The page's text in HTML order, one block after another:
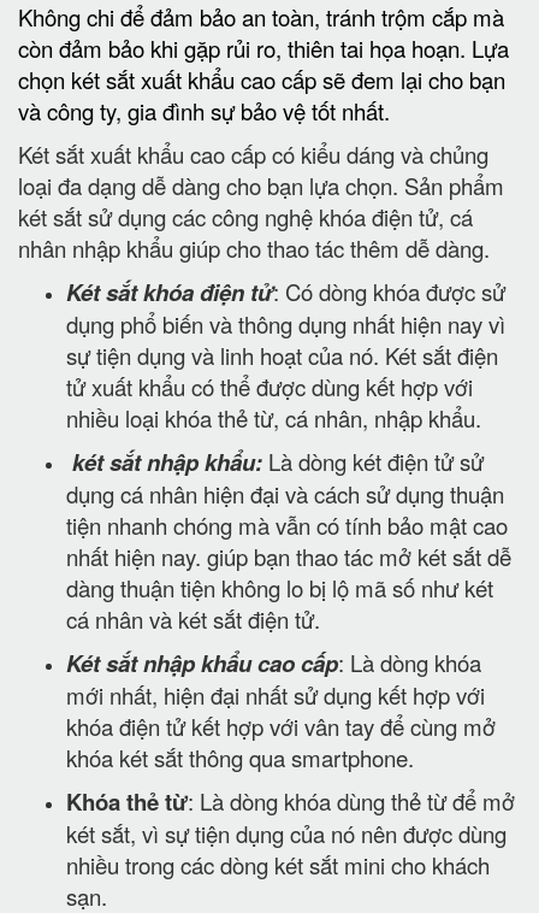
Không chi để đảm bảo an toàn, tránh trộm cắp mà
còn đảm bảo khi gặp rủi ro, thiên tai họa hoạn. Lựa
chọn két sắt xuất khẩu cao cấp sẽ đem lại cho bạn
và công ty, gia đình sự bảo vệ tốt nhất.
Két sắt xuất khẩu cao cấp có kiểu dáng và chủng
loại đa dạng dễ dàng cho bạn lựa chọn. Sản phẩm
két sắt sử dụng các công nghệ khóa điện tử, cá
nhân nhập khẩu giúp cho thao tác thêm dễ dàng.
Két sắt khóa điện tử: Có dòng khóa được sử
dụng phổ biến và thông dụng nhất hiện nay vì
sự tiện dụng và linh hoạt của nó. Két sắt điện
tử xuất khẩu có thể được dùng kết hợp với
nhiều loại khóa thẻ từ, cá nhân, nhập khẩu.
két sắt nhập khẩu: Là dòng két điện tử sử
dụng cá nhân hiện đại và cách sử dụng thuận
tiện nhanh chóng mà vẫn có tính bảo mật cao
nhất hiện nay. giúp bạn thao tác mở két sắt dễ
dàng thuận tiện không lo bị lộ mã số như két
cá nhân và két sắt điện tử.
Két sắt nhập khẩu cao cấp: Là dòng khóa
mới nhất, hiện đại nhất sử dụng kết hợp với
khóa điện tử kết hợp với vân tay để cùng mở
khóa két sắt thông qua smartphone.
Khóa thẻ từ: Là dòng khóa dùng thẻ từ để mở
két sắt, vì sự tiện dụng của nó nên được dùng
nhiều trong các dòng két sắt mini cho khách
sạn.